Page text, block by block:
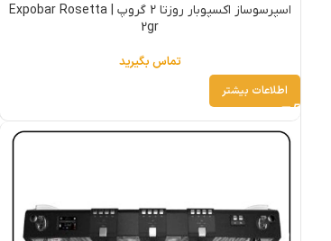
اسپرسوساز اکسپوبار روزتا 2 گروپ | Expobar Rosetta
2gr
تماس بگیرید
اطلاعات بیشتر